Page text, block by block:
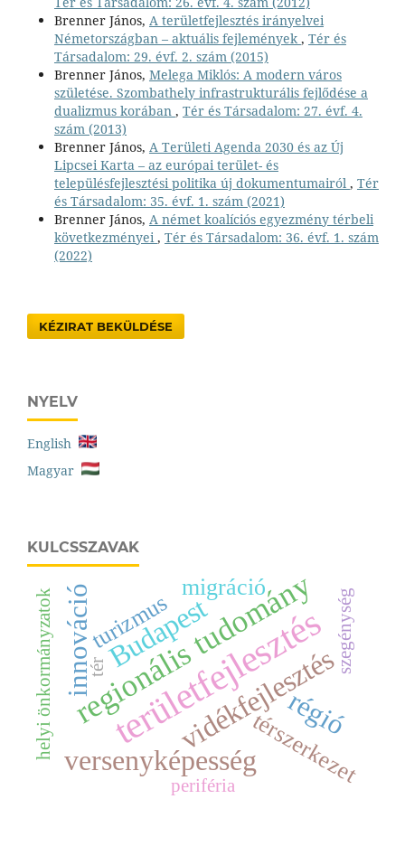
Brenner János, A területfejlesztés irányelvei
Németországban – aktuális fejlemények , Tér és
Társadalom: 29. évf. 2. szám (2015)
Brenner János, Melega Miklós: A modern város
születése. Szombathely infrastrukturális fejlődése a
dualizmus korában , Tér és Társadalom: 27. évf. 4.
szám (2013)
Brenner János, A Területi Agenda 2030 és az Új
Lipcsei Karta – az európai terület- és
településfejlesztési politika új dokumentumairól , Tér
és Társadalom: 35. évf. 1. szám (2021)
Brenner János, A német koalíciós egyezmény térbeli
következményei , Tér és Társadalom: 36. évf. 1. szám
(2022)
KÉZIRAT BEKÜLDÉSE
NYELV
English
Magyar
KULCSSZAVAK
területfejlesztés
regionális tudomány
vidékfejlesztés
versenyképesség
Budapest
innováció
régió
migráció
turizmus
térszerkezet
helyi önkormányzatok szegénység
tér
periféria